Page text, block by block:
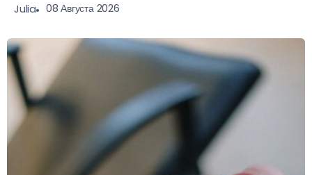
Julia 08 Августа 2026